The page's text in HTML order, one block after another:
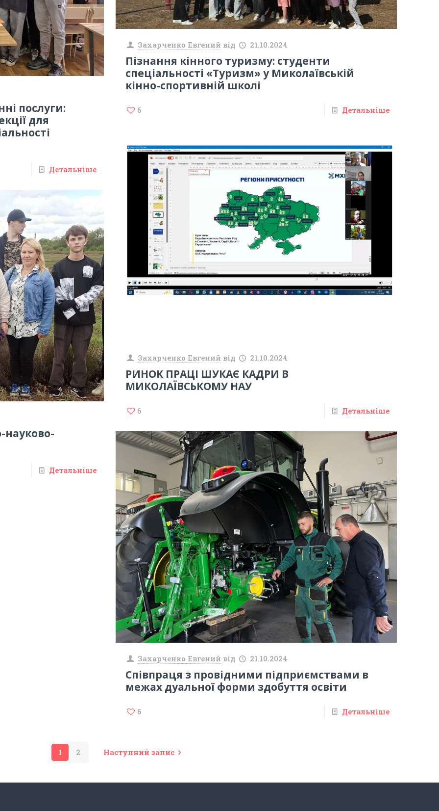
Захарченко Евгений від 21.10.2024
Пізнання кінного туризму: студенти
спеціальності «Туризм» у Миколаївській
кінно-спортивній школі
6 Детальніше
послуги:
для
Детальніше
Захарченко Евгений від 21.10.2024
РИНОК ПРАЦІ ШУКАЄ КАДРИ В
МИКОЛАЇВСЬКОМУ НАУ
6 Детальніше
науково-
Детальніше
Захарченко Евгений від 21.10.2024
Співпраця з провідними підприємствами в
межах дуальної форми здобуття освіти
6 Детальніше
1 2 Наступний запис